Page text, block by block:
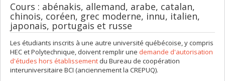
Cours : abénakis, allemand, arabe, catalan,
chinois, coréen, grec moderne, innu, italien,
japonais, portugais et russe
Les étudiants inscrits à une autre université québécoise, y compris
HEC et Polytechnique, doivent remplir une demande d'autorisation
d'études hors établissement du Bureau de coopération
interuniversitaire BCI (anciennement la CREPUQ).